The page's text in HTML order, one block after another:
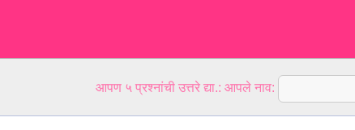
आपण ५ प्रश्नांची उत्तरे द्या.: आपले नाव: